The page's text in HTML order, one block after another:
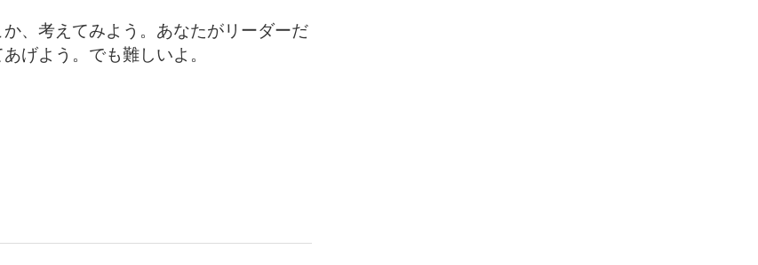
、考えてみよう。あなたがリーダーだ
げよう。でも難しいよ。